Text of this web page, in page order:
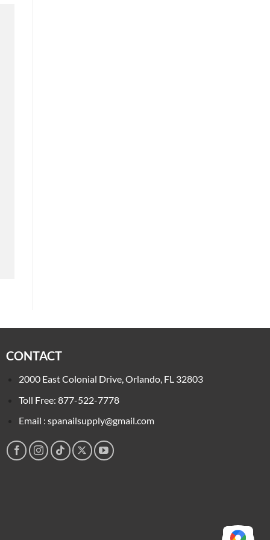
CONTACT
2000 East Colonial Drive, Orlando, FL 32803
Toll Free: 877-522-7778
Email : spanailsupply@gmail.com